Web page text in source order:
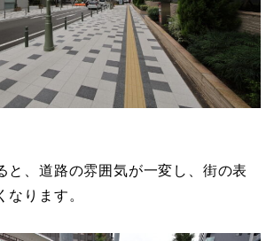
と、道路の雰囲気が一変し、街の表
なります。